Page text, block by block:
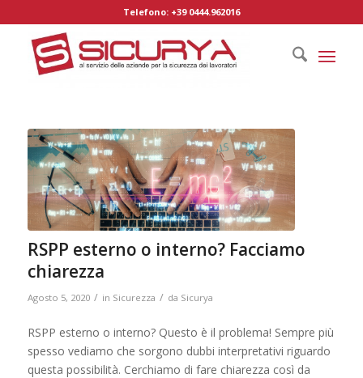
Telefono: +39 0444.962016
RSPP esterno o interno? Facciamo
chiarezza
Agosto 5, 2020 / in Sicurezza / da Sicurya
RSPP esterno o interno? Questo è il problema! Sempre più
spesso vediamo che sorgono dubbi interpretativi riguardo
questa possibilità. Cerchiamo di fare chiarezza così da